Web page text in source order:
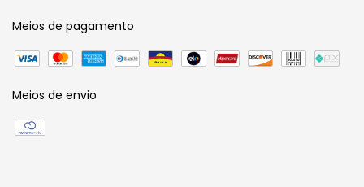
Meios de pagamento
Meios de envio